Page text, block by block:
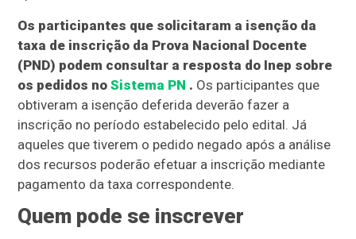
Os participantes que solicitaram a isenção da
taxa de inscrição da Prova Nacional Docente
(PND) podem consultar a resposta do Inep sobre
os pedidos noSistema PN . Os participantes que
obtiveram a isenção deferida deverão fazer a
inscrição no período estabelecido pelo edital. Já
aqueles que tiverem o pedido negado após a análise
dos recursos poderão efetuar a inscrição mediante
pagamento da taxa correspondente.
Quem pode se inscrever